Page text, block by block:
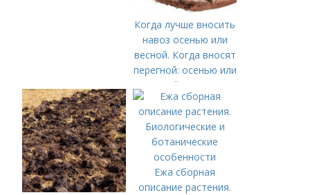
Когда лучше вносить
навоз осенью или
весной. Когда вносят
перегной: осенью или
весной, правила
внесения удобрений
Ежа сборная
описание растения.